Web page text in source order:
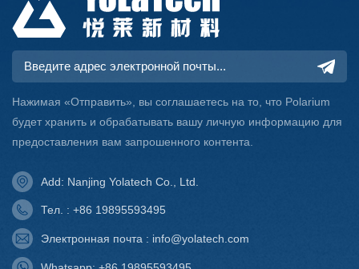
Нажимая «Отправить», вы соглашаетесь на то, что Polarium
будет хранить и обрабатывать вашу личную информацию для
предоставления вам запрошенного контента.
Add: Nanjing Yolatech Co., Ltd.
Тел. : +86 19895593495
Электронная почта : info@yolatech.com